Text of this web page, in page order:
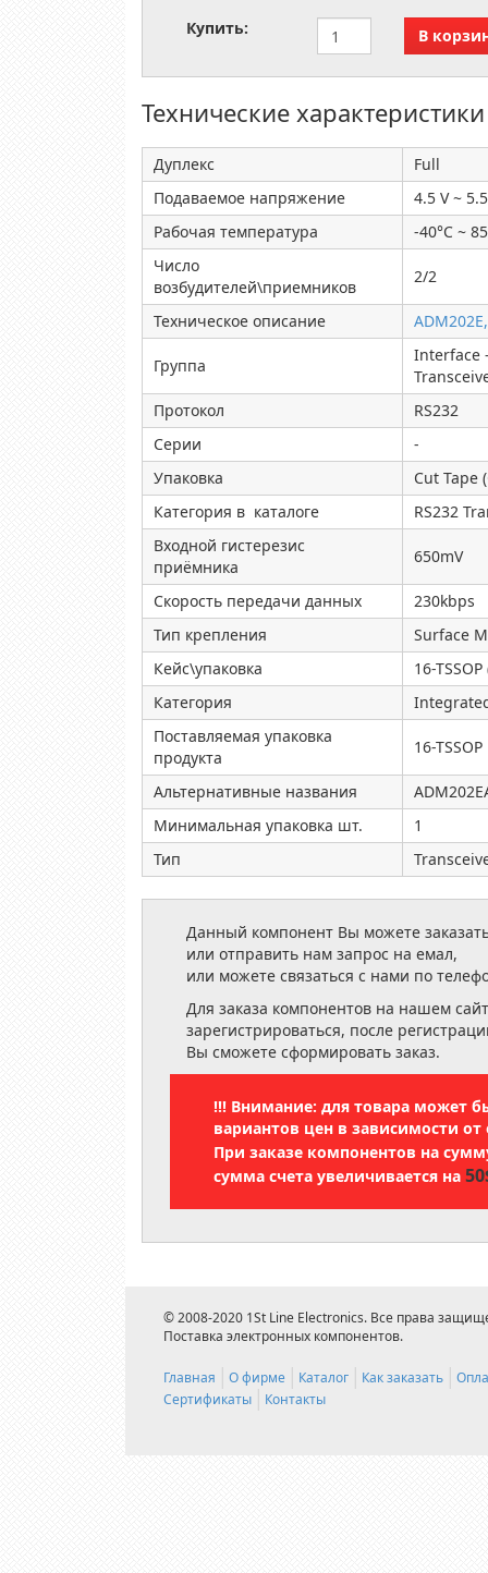
Купить:
Технические характеристики
Дуплекс
Full
Подаваемое напряжение
4.5 V ~
Рабочая температура
-40°C ~
Число
возбудителей\приемников
2/2
Техническое описание
Группа
Interface
Протокол
RS232
Серии
-
Упаковка
Cut Tape
Категория в каталоге
RS232
Входной гистерезис
приёмника
650mV
Скорость передачи данных
230kbps
Тип крепления
Surface
Кейс\упаковка
16-
Категория
Поставляемая упаковка
продукта
16-TSSOP
Альтернативные названия
Минимальная упаковка шт.
1
Тип
Данный компонент Вы можете
или отправить нам запрос на емал,
или можете связаться с нами по
Для заказа компонентов на нашем
зарегистрироваться, после
Вы сможете сформировать заказ.
!!! Внимание: для товара может
вариантов цен в зависимости от
При заказе компонентов на
сумма счета увеличивается на
© 2008-2020 1St Line Electronics. Все права
Поставка электронных компонентов.
Главная О фирме Каталог Как заказать
Сертификаты
Контакты